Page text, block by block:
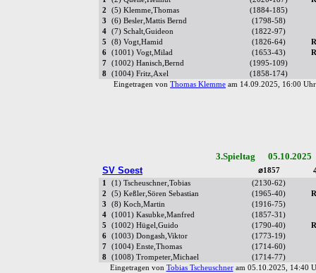
2
(5) Klemme,Thomas (1884-185)
3
(6) Besler,Mattis Bernd (1798-58)
4
(7) Schalt,Guideon (1822-97)
5
(8) Vogt,Hamid (1826-64)
6
(1001) Vogt,Milad (1653-43)
7
(1002) Hanisch,Bernd (1995-109)
8
(1004) Fritz,Axel (1858-174)
Eingetragen von Thomas Klemme am 14.09.2025, 16:00
3.Spieltag
SV Soest
⌀1857
1 (1) Tscheuschner,Tobias (2130-62)
2
(5) Keßler,Sören Sebastian (1965-40)
3
(8) Koch,Martin (1916-75)
4
(1001) Kasubke,Manfred (1857-31)
5
(1002) Hügel,Guido (1790-40)
6
(1003) Dongash,Viktor (1773-19)
7
(1004) Enste,Thomas (1714-60)
8
(1008) Trompeter,Michael (1714-77)
Eingetragen von Tobias Tscheuschneram 05.10.2025, 14:40